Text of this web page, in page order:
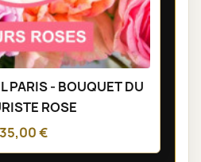
PARIS - BOUQUET DU
ROSE
35,00 €